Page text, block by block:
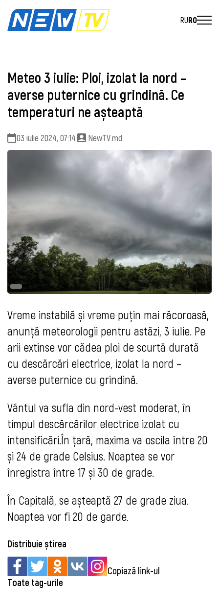
RURO
Meteo 3 iulie: Ploi, izolat la nord –
averse puternice cu grindină. Ce
temperaturi ne așteaptă
03 iulie 2024, 07:14 NewTV.md
Vreme instabilă și vreme puțin mai răcoroasă,
anunță meteorologii pentru astăzi, 3 iulie. Pe
arii extinse vor cădea ploi de scurtă durată
cu descărcări electrice, izolat la nord –
averse puternice cu grindină.
Vântul va sufla din nord-vest moderat, în
timpul descărcărilor electrice izolat cu
intensificări.În țară, maxima va oscila între 20
și 24 de grade Celsius. Noaptea se vor
înregistra între 17 și 30 de grade.
În Capitală, se așteaptă 27 de grade ziua.
Noaptea vor fi 20 de garde.
Distribuie știrea
Copiază link-ul
Toate tag-urile